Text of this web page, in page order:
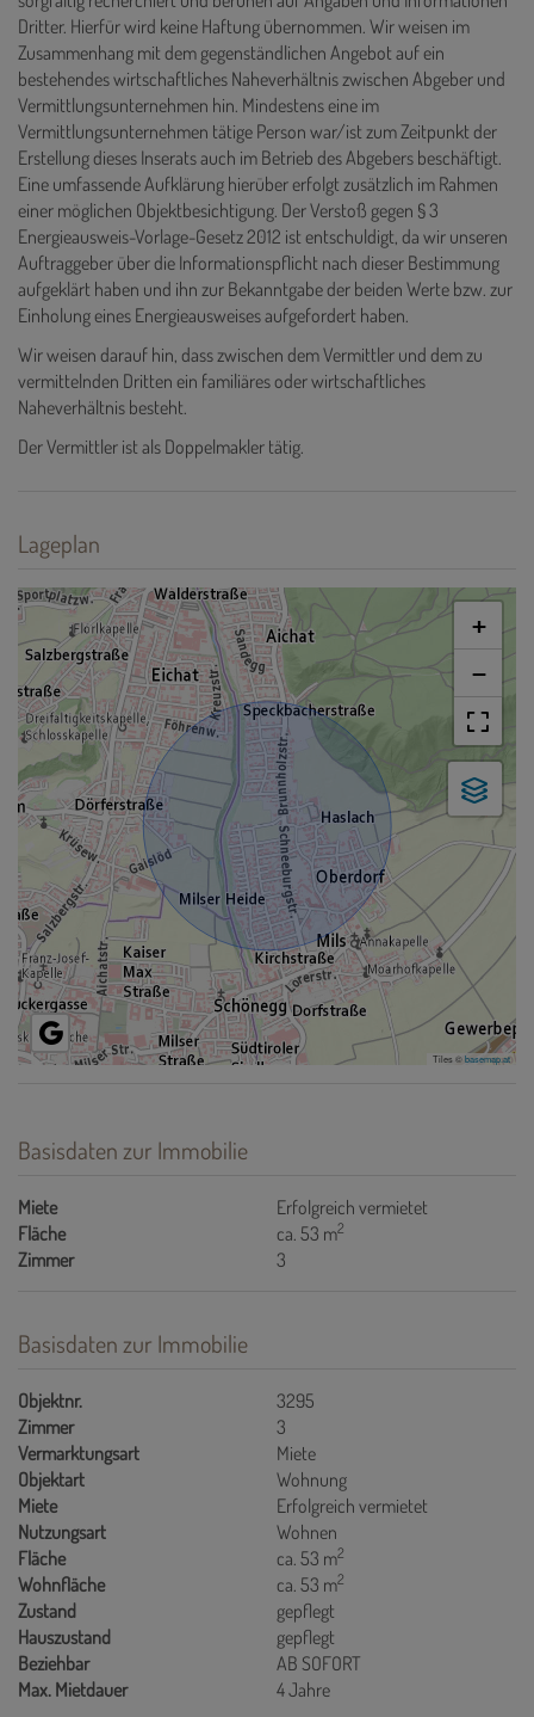
Dritter. Hierfür wird keine Haftung übernommen. Wir weisen im
Zusammenhang mit dem gegenständlichen Angebot auf ein
bestehendes wirtschaftliches Naheverhältnis zwischen Abgeber und
Vermittlungsunternehmen hin. Mindestens eine im
Vermittlungsunternehmen tätige Person war/ist zum Zeitpunkt der
Erstellung dieses Inserats auch im Betrieb des Abgebers beschäftigt.
Eine umfassende Aufklärung hierüber erfolgt zusätzlich im Rahmen
einer möglichen Objektbesichtigung. Der Verstoß gegen § 3
Energieausweis-Vorlage-Gesetz 2012 ist entschuldigt, da wir unseren
Auftraggeber über die Informationspflicht nach dieser Bestimmung
aufgeklärt haben und ihn zur Bekanntgabe der beiden Werte bzw. zur
Einholung eines Energieausweises aufgefordert haben.
Wir weisen darauf hin, dass zwischen dem Vermittler und dem zu
vermittelnden Dritten ein familiäres oder wirtschaftliches
Naheverhältnis besteht.
Der Vermittler ist als Doppelmakler tätig.
Lageplan
+
−
Tiles ©basemap.at
Basisdaten zur Immobilie
Miete
Erfolgreich vermietet
Fläche
ca. 53 m2
Zimmer 3
Basisdaten zur Immobilie
Objektnr.
3295
Zimmer
3
Vermarktungsart
Miete
Objektart
Wohnung
Miete
Erfolgreich vermietet
Nutzungsart
Wohnen
Fläche
ca. 53 m2
Wohnfläche ca. 53 m2
Zustand
gepflegt
Hauszustand
gepflegt
Beziehbar
AB SOFORT
Max. Mietdauer
4 Jahre